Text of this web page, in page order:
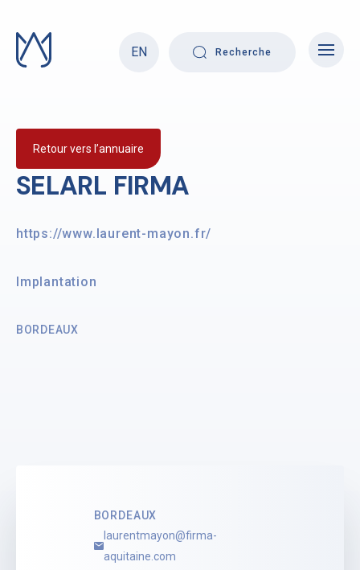
content
EN
Recherche
SELARL FIRMA
Retour vers l’annuaire
Implantation
BORDEAUX
https://www.laurent-mayon.fr/
BORDEAUX
laurentmayon@firma-
aquitaine.com